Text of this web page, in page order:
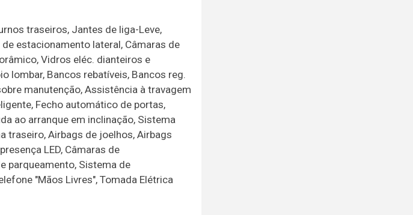
traseiros, Jantes de liga-Leve,
estacionamento lateral, Câmaras de
Vidros eléc. dianteiros e
lombar, Bancos rebatíveis, Bancos reg.
manutenção, Assistência à travagem
Fecho automático de portas,
ao arranque em inclinação, Sistema
traseiro, Airbags de joelhos, Airbags
LED, Câmaras de
parqueamento, Sistema de
"Mãos Livres", Tomada Elétrica